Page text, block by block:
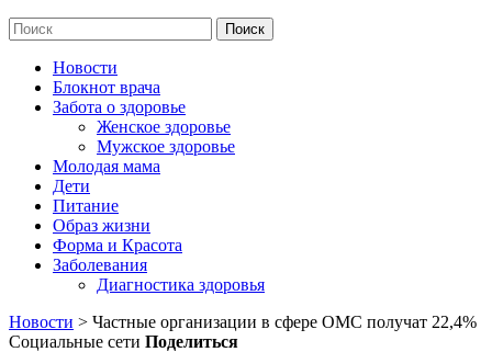
Новости
Блокнот врача
Забота о здоровье
Женское здоровье
Мужское здоровье
Молодая мама
Дети
Питание
Образ жизни
Форма и Красота
Заболевания
Диагностика здоровья
Новости > Частные организации в сфере ОМС получат 22,4%
Социальные сети Поделиться